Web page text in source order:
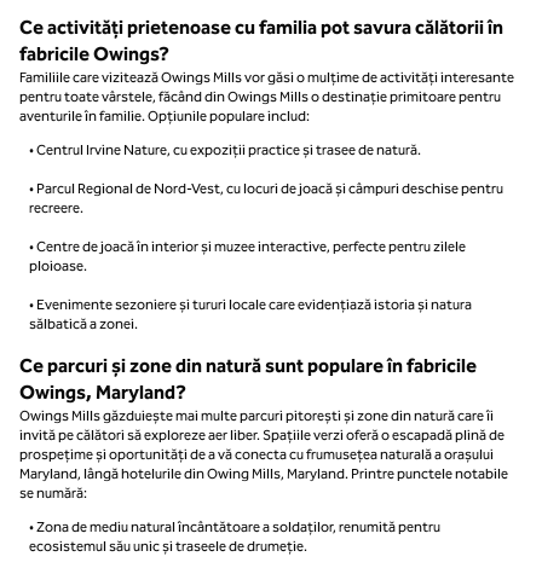
Ce activități prietenoase cu familia pot savura călătorii în
fabricile Owings?
Familiile care vizitează Owings Mills vor găsi o mulțime de activități interesante
pentru toate vârstele, făcând din Owings Mills o destinație primitoare pentru
aventurile în familie. Opțiunile populare includ:
• Centrul Irvine Nature, cu expoziții practice și trasee de natură.
• Parcul Regional de Nord-Vest, cu locuri de joacă și câmpuri deschise pentru
recreere.
• Centre de joacă în interior și muzee interactive, perfecte pentru zilele
ploioase.
• Evenimente sezoniere și tururi locale care evidențiază istoria și natura
sălbatică a zonei.
Ce parcuri și zone din natură sunt populare în fabricile
Owings, Maryland?
Owings Mills găzduiește mai multe parcuri pitorești și zone din natură care îi
invită pe călători să exploreze aer liber. Spațiile verzi oferă o escapadă plină de
prospețime și oportunități de a vă conecta cu frumusețea naturală a orașului
Maryland, lângă hotelurile din Owing Mills, Maryland. Printre punctele notabile
se numără:
• Zona de mediu natural încântătoare a soldaților, renumită pentru
ecosistemul său unic și traseele de drumeție.